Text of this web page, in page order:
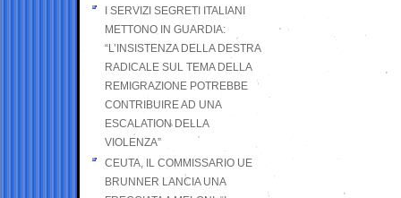
I SERVIZI SEGRETI ITALIANI
METTONO IN GUARDIA:
“L’INSISTENZA DELLA DESTRA
RADICALE SUL TEMA DELLA
REMIGRAZIONE POTREBBE
CONTRIBUIRE AD UNA
ESCALATION DELLA
VIOLENZA”
CEUTA, IL COMMISSARIO UE
BRUNNER LANCIA UNA